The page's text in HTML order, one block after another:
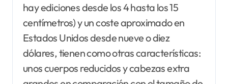
hay ediciones desde los 4 hasta los 15
centímetros) y un coste aproximado en
Estados Unidos desde nueve o diez
dólares, tienen como otras características:
unos cuerpos reducidos y cabezas extra